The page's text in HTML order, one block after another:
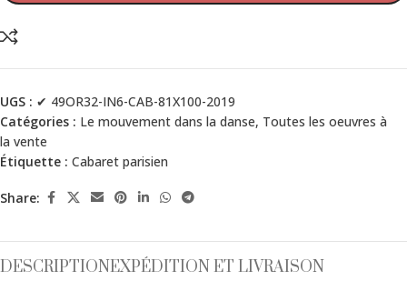
UGS : ✔ 49OR32-IN6-CAB-81X100-2019
Catégories : Le mouvement dans la danse, Toutes les oeuvres à
la vente
Étiquette : Cabaret parisien
Share:
DESCRIPTIONEXPÉDITION ET LIVRAISON